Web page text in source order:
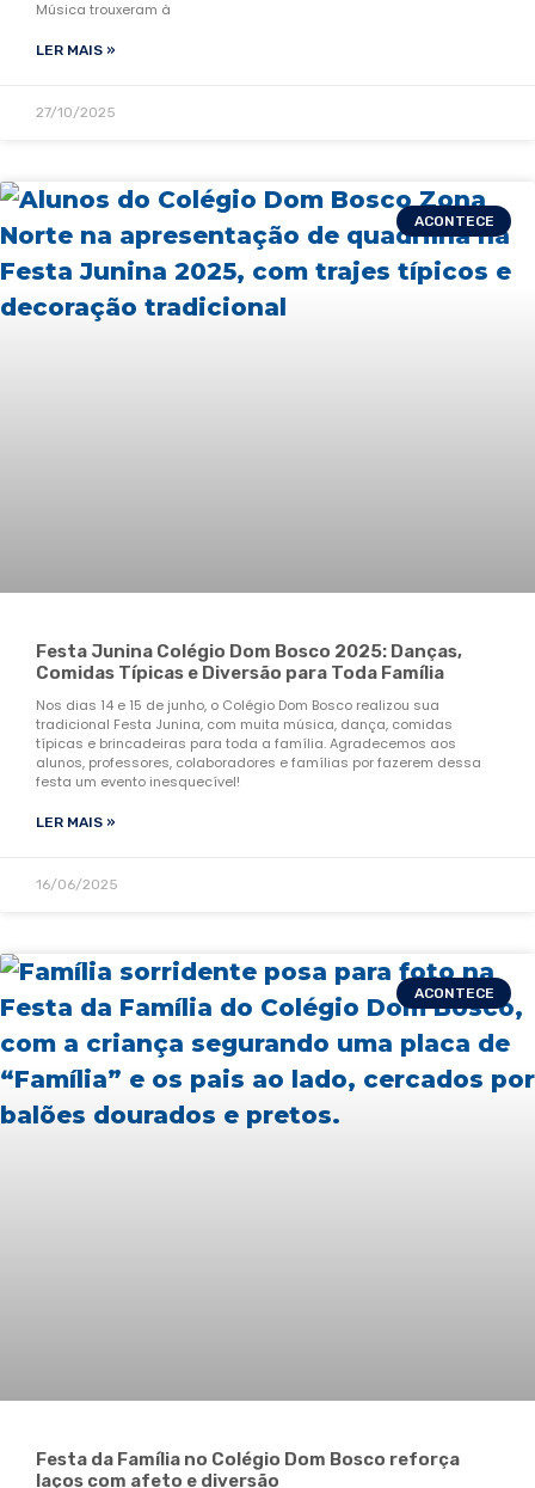
Música trouxeram à
LER MAIS »
27/10/2025
ACONTECE
Festa Junina Colégio Dom Bosco 2025: Danças,
Comidas Típicas e Diversão para Toda Família
Nos dias 14 e 15 de junho, o Colégio Dom Bosco realizou sua
tradicional Festa Junina, com muita música, dança, comidas
típicas e brincadeiras para toda a família. Agradecemos aos
alunos, professores, colaboradores e famílias por fazerem dessa
festa um evento inesquecível!
LER MAIS »
16/06/2025
ACONTECE
Festa da Família no Colégio Dom Bosco reforça
laços com afeto e diversão